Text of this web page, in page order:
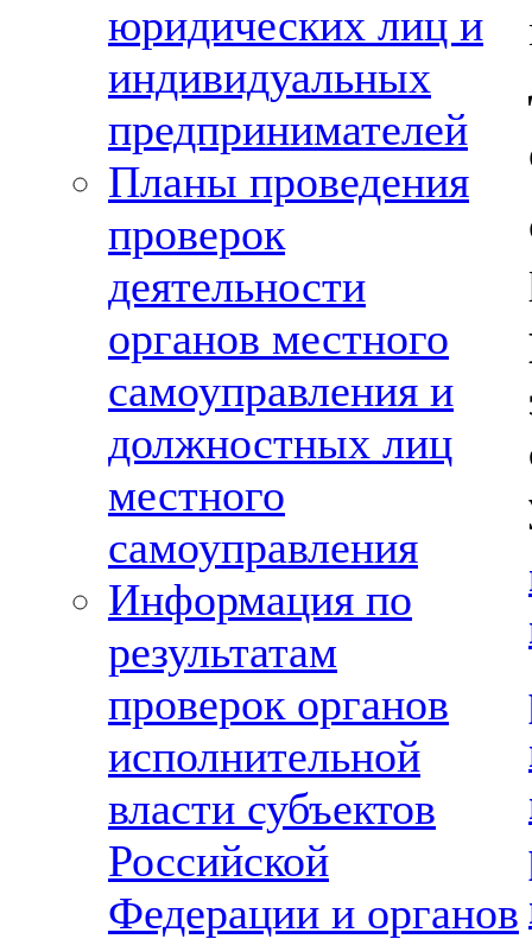
юридических лиц и
индивидуальных
предпринимателей
Планы проведения
проверок
деятельности
органов местного
самоуправления и
должностных лиц
местного
самоуправления
Информация по
результатам
проверок органов
исполнительной
власти субъектов
Российской
Федерации и органов